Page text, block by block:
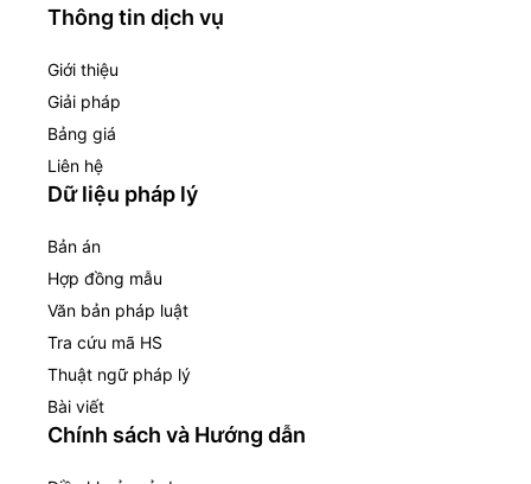
Thông tin dịch vụ
Giới thiệu
Giải pháp
Bảng giá
Liên hệ
Dữ liệu pháp lý
Bản án
Hợp đồng mẫu
Văn bản pháp luật
Tra cứu mã HS
Thuật ngữ pháp lý
Bài viết
Chính sách và Hướng dẫn